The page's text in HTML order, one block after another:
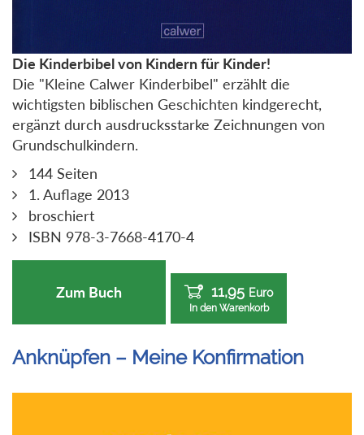
Die Kinderbibel von Kindern für Kinder!
Die "Kleine Calwer Kinderbibel" erzählt die
wichtigsten biblischen Geschichten kindgerecht,
ergänzt durch ausdrucksstarke Zeichnungen von
Grundschulkindern.
144 Seiten
1. Auflage 2013
broschiert
ISBN 978-3-7668-4170-4
Zum Buch 11,95 Euro
In den Warenkorb
Anknüpfen – Meine Konfirmation